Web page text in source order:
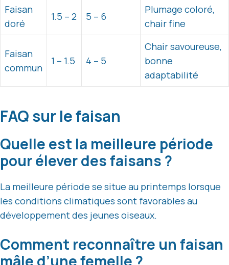
Faisan
doré
1.5 – 2 5 – 6
Plumage coloré,
chair fine
Faisan
commun
1 – 1.5 4 – 5
Chair savoureuse,
bonne
adaptabilité
FAQ sur le faisan
Quelle est la meilleure période
pour élever des faisans ?
La meilleure période se situe au printemps lorsque
les conditions climatiques sont favorables au
développement des jeunes oiseaux.
Comment reconnaître un faisan
mâle d’une femelle ?